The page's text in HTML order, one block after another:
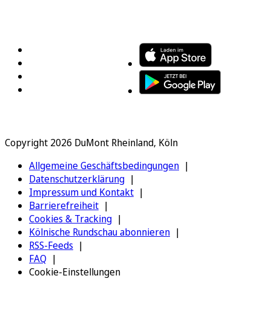
Copyright 2026 DuMont Rheinland, Köln
Allgemeine Geschäftsbedingungen
Datenschutzerklärung
Impressum und Kontakt
Barrierefreiheit
Cookies & Tracking
Kölnische Rundschau abonnieren
RSS-Feeds
FAQ
Cookie-Einstellungen